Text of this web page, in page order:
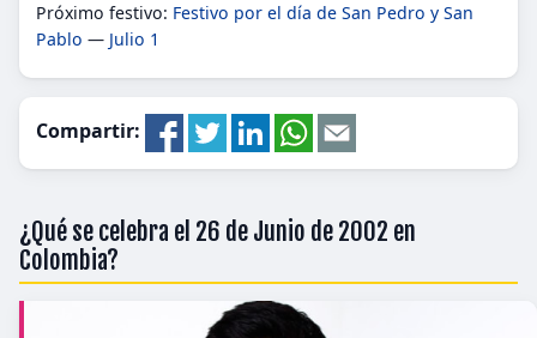
Próximo festivo: Festivo por el día de San Pedro y San
Pablo — Julio 1
Compartir:
¿Qué se celebra el 26 de Junio de 2002 en
Colombia?